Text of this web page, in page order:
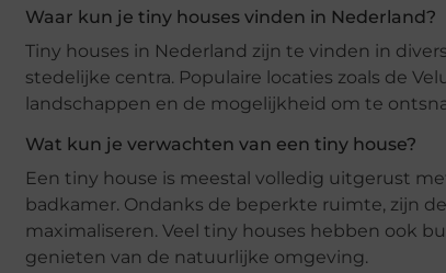
Waar kun je tiny houses vinden in Nederland?
Tiny houses in Nederland zijn te vinden in
stedelijke centra. Populaire locaties zoals de
landschappen en de mogelijkheid om te
Wat kun je verwachten van een tiny house?
Een tiny house is meestal volledig uitgerust
badkamer. Ondanks de beperkte ruimte, zijn
maximaliseren. Veel tiny houses hebben ook
genieten van de natuurlijke omgeving.